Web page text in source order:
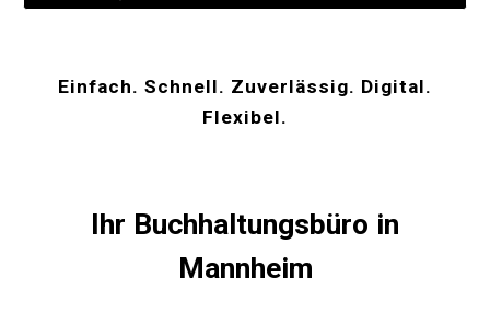
Einfach. Schnell. Zuverlässig. Digital.
Flexibel.
Ihr Buchhaltungsbüro in
Mannheim